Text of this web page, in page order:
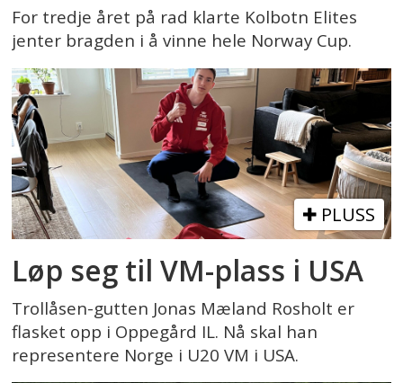
For tredje året på rad klarte Kolbotn Elites
jenter bragden i å vinne hele Norway Cup.
PLUSS
Løp seg til VM-plass i USA
Trollåsen-gutten Jonas Mæland Rosholt er
flasket opp i Oppegård IL. Nå skal han
representere Norge i U20 VM i USA.